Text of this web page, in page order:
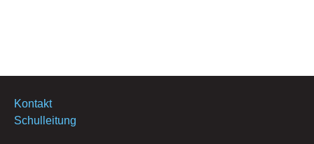
Kontakt
Schulleitung